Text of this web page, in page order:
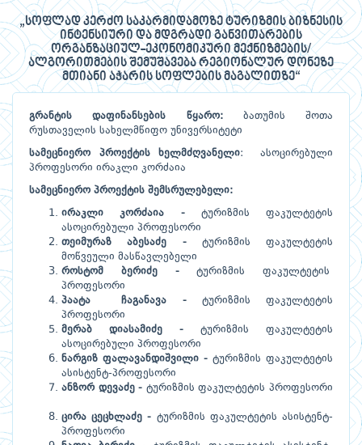
„სოფლად კერძო საკარმიდამოზე ტურიზმის ბიზნესის
ინტენსიური და მდგრადი განვითარების
ორგანზაციულ-ეკონომიკური მექნიზმების/
ალგორითმების შემუშავება რეგიონალურ დონეზე
მთიანი აჭარის სოფლების მაგალითზე“
გრანტის დაფინანსების წყარო:ბათუმის შოთა
რუსთაველის სახელმწიფო უნივერსიტეტი
სამეცნიერო პროექტის ხელმძღვანელი: ასოცირებული
პროფესორი ირაკლი კორძაია
სამეცნიერო პროექტის შემსრულებელი:
ირაკლი კორძაია -ტურიზმის ფაკულტეტის
ასოცირებული პროფესორი
თეიმურაზ
აბესაძე - ტურიზმის ფაკულტეტის
მოწვეული მასწავლებელი
როსტომ
ბერიძე-ტურიზმის ფაკულტეტის
პროფესორი
პაატა
ჩაგანავა -ტურიზმის ფაკულტეტის
პროფესორი
მერაბ
დიასამიძე - ტურიზმის ფაკულტეტის
ასოცირებული პროფესორი
ნარგიზ ფალავანდიშვილი - ტურიზმის ფაკულტეტის
ასისტენტ-პროფესორი
ანზორ დევაძე- ტურიზმის ფაკულტეტის პროფესორი
ცირა ცეცხლაძე - ტურიზმის ფაკულტეტის ასისტენტ-
პროფესორი